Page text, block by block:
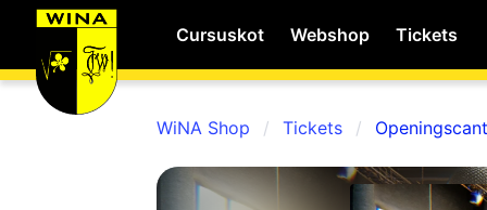
Cursuskot Webshop Tickets
WiNA MyWiNA
WiNA Shop Tickets